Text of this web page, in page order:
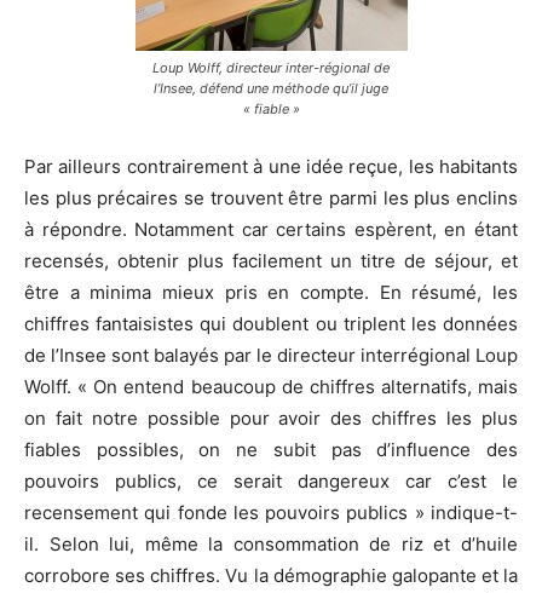
Loup Wolff, directeur inter-régional de
l’Insee, défend une méthode qu’il juge
« fiable »
Par ailleurs contrairement à une idée reçue, les habitants
les plus précaires se trouvent être parmi les plus enclins
à répondre. Notamment car certains espèrent, en étant
recensés, obtenir plus facilement un titre de séjour, et
être a minima mieux pris en compte. En résumé, les
chiffres fantaisistes qui doublent ou triplent les données
de l’Insee sont balayés par le directeur interrégional Loup
Wolff. « On entend beaucoup de chiffres alternatifs, mais
on fait notre possible pour avoir des chiffres les plus
fiables possibles, on ne subit pas d’influence des
pouvoirs publics, ce serait dangereux car c’est le
recensement qui fonde les pouvoirs publics » indique-t-
il. Selon lui, même la consommation de riz et d’huile
corrobore ses chiffres. Vu la démographie galopante et la